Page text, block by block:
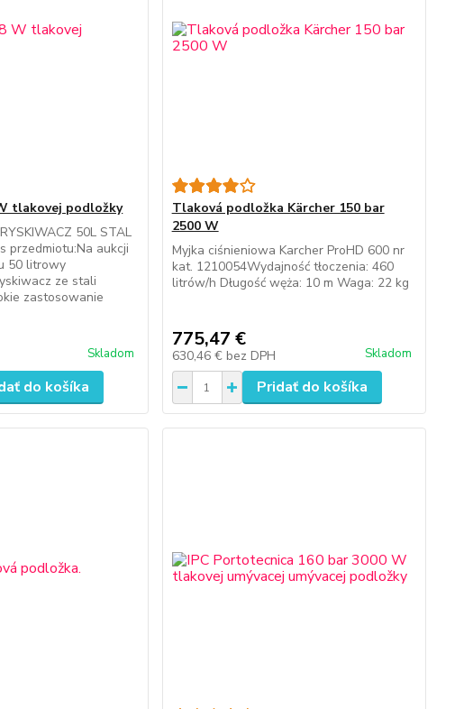
tlakovej podložky
50L STAL
przedmiotu:Na aukcji
50 litrowy
ze stali
zastosowanie
Skladom
do košíka
Tlaková podložka Kärcher 150 bar
2500 W
Myjka ciśnieniowa Karcher ProHD 600 nr
kat. 1210054Wydajność tłoczenia: 460
litrów/h Długość węża: 10 m Waga: 22 kg
775,47 €
630,46 € bez DPH Skladom
Pridať do košíka